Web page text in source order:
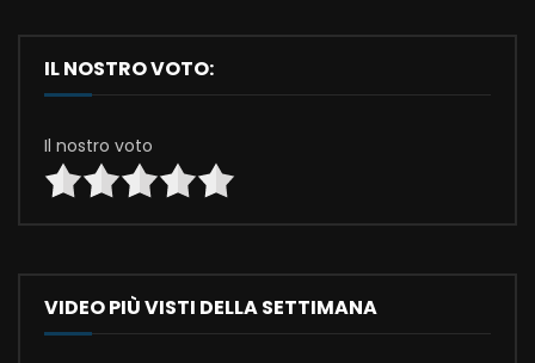
IL NOSTRO VOTO:
Il nostro voto
VIDEO PIÙ VISTI DELLA SETTIMANA